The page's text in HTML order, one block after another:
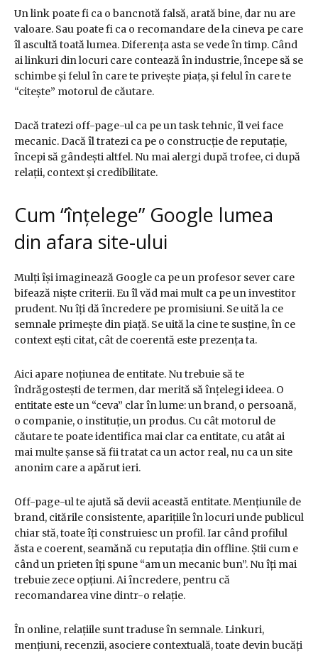
Un link poate fi ca o bancnotă falsă, arată bine, dar nu are
valoare. Sau poate fi ca o recomandare de la cineva pe care
îl ascultă toată lumea. Diferența asta se vede în timp. Când
ai linkuri din locuri care contează în industrie, începe să se
schimbe și felul în care te privește piața, și felul în care te
“citește” motorul de căutare.
Dacă tratezi off-page-ul ca pe un task tehnic, îl vei face
mecanic. Dacă îl tratezi ca pe o construcție de reputație,
începi să gândești altfel. Nu mai alergi după trofee, ci după
relații, context și credibilitate.
Cum “înțelege” Google lumea
din afara site-ului
Mulți își imaginează Google ca pe un profesor sever care
bifează niște criterii. Eu îl văd mai mult ca pe un investitor
prudent. Nu îți dă încredere pe promisiuni. Se uită la ce
semnale primește din piață. Se uită la cine te susține, în ce
context ești citat, cât de coerentă este prezența ta.
Aici apare noțiunea de entitate. Nu trebuie să te
îndrăgostești de termen, dar merită să înțelegi ideea. O
entitate este un “ceva” clar în lume: un brand, o persoană,
o companie, o instituție, un produs. Cu cât motorul de
căutare te poate identifica mai clar ca entitate, cu atât ai
mai multe șanse să fii tratat ca un actor real, nu ca un site
anonim care a apărut ieri.
Off-page-ul te ajută să devii această entitate. Mențiunile de
brand, citările consistente, aparițiile în locuri unde publicul
chiar stă, toate îți construiesc un profil. Iar când profilul
ăsta e coerent, seamănă cu reputația din offline. Știi cum e
când un prieten îți spune “am un mecanic bun”. Nu îți mai
trebuie zece opțiuni. Ai încredere, pentru că
recomandarea vine dintr-o relație.
În online, relațiile sunt traduse în semnale. Linkuri,
mențiuni, recenzii, asociere contextuală, toate devin bucăți